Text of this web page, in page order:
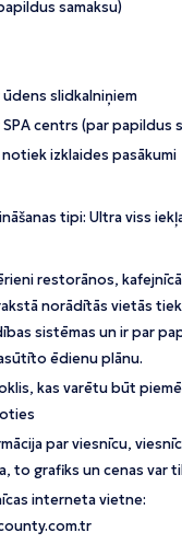
samaksu)
ūdens slidkalniņiem
centrs (par papildus
izklaides pasākumi
tipi: Ultra viss
restorānos,
norādītās vietās
sistēmas un ir par
ēdienu plānu.
kas varētu būt
par viesnīcu,
to grafiks un cenas var
interneta vietne: